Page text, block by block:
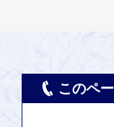
このペ